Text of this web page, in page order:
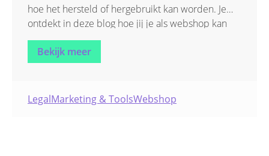
hoe het hersteld of hergebruikt kan worden. Je
ontdekt in deze blog hoe jij je als webshop kan
voorbereiden op deze evolutie richting een
circulaire economie.
Bekijk meer
LegalMarketing & ToolsWebshop